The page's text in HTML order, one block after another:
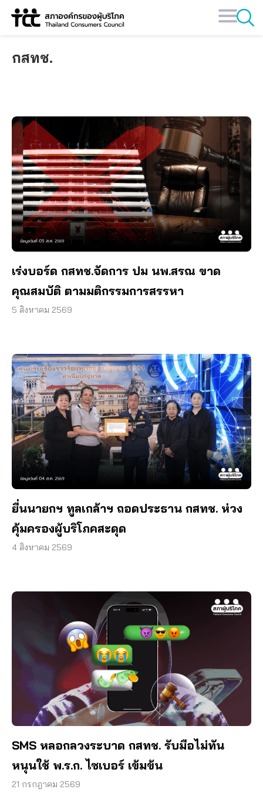
Skip
กสทช.
เร่งบอร์ด กสทช.จัดการ ปม นพ.สรณ ขาด
คุณสมบัติ ตามมติกรรมการสรรหา
5 สิงหาคม 2569
ยื่นนายกฯ ทูลเกล้าฯ ถอดประธาน กสทช. ห่วง
คุ้มครองผู้บริโภคสะดุด
4 สิงหาคม 2569
SMS หลอกลวงระบาด กสทช. รับมือไม่ทัน
หนุนใช้ พ.ร.ก. ไซเบอร์ เข้มข้น
21 กรกฎาคม 2569